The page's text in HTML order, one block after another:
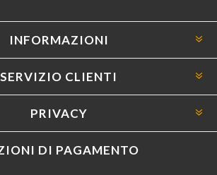
INFORMAZIONI
SERVIZIO CLIENTI
PRIVACY
DI PAGAMENTO